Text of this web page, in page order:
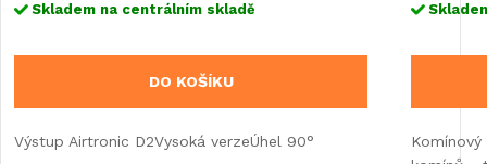
Skladem na centrálním skladě
DO KOŠÍKU
Výstup Airtronic D2Vysoká verzeÚhel 90°